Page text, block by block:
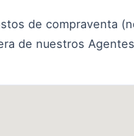
de compraventa
de nuestros